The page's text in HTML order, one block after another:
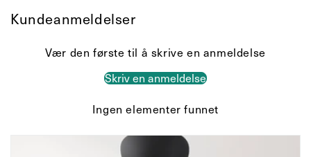
Kundeanmeldelser
Vær den første til å skrive en anmeldelse
Skriv en anmeldelse
Ingen elementer funnet